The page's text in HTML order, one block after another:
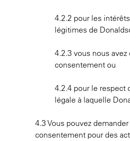
4.2.2 pour les
légitimes de
4.2.3 vous nous avez
consentement ou
4.2.4 pour le respect
légale à laquelle
4.3 Vous pouvez
consentement pour des